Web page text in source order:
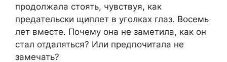
продолжала стоять, чувствуя, как
предательски щиплет в уголках глаз. Восемь
лет вместе. Почему она не заметила, как он
стал отдаляться? Или предпочитала не
замечать?